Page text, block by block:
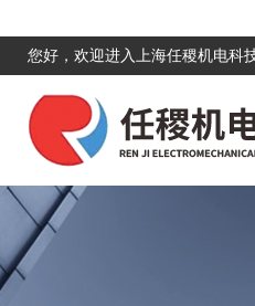
您好，欢迎进入上海任稷机电科